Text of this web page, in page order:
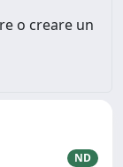
o creare un
ND